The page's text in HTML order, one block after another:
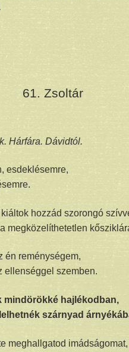
61. Zsoltár
Hárfára. Dávidtól.
esdeklésemre,
hozzád szorongó
megközelíthetetlen
én reménységem,
ellenséggel szemben.
mindörökké hajlékodban,
szárnyad
meghallgatod imádságomat,